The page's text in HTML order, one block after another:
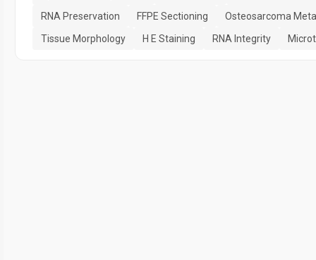
RNA Preservation
FFPE Sectioning
Osteosarcoma
Tissue Morphology
H E Staining RNA Integrity